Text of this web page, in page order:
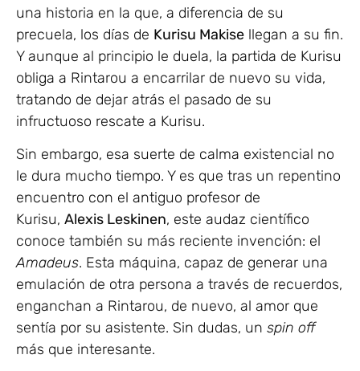
una historia en la que, a diferencia de su
precuela, los días de Kurisu Makise llegan a su fin.
Y aunque al principio le duela, la partida de Kurisu
obliga a Rintarou a encarrilar de nuevo su vida,
tratando de dejar atrás el pasado de su
infructuoso rescate a Kurisu.
Sin embargo, esa suerte de calma existencial no
le dura mucho tiempo. Y es que tras un repentino
encuentro con el antiguo profesor de
Kurisu, Alexis Leskinen, este audaz científico
conoce también su más reciente invención: el
Amadeus. Esta máquina, capaz de generar una
emulación de otra persona a través de recuerdos,
enganchan a Rintarou, de nuevo, al amor que
sentía por su asistente. Sin dudas, un spin off
más que interesante.